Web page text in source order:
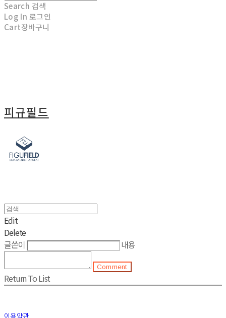
Search 검색
Log In 로그인
Cart장바구니
피규필드
Edit
Delete
글쓴이
내용
Comment
Return To List
이용약관